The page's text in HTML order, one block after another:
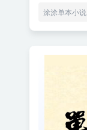
涂涂单本小说